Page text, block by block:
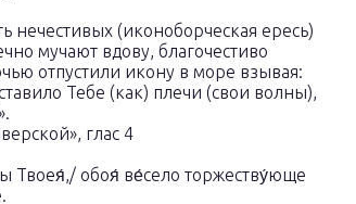
нечестивых (иконоборческая ересь)
мучают вдову, благочестиво
отпустили икону в море взывая:
Тебе (как) плечи (свои волны),
глас 4
Твоея́,/ обоя́ ве́село торжеству́юще